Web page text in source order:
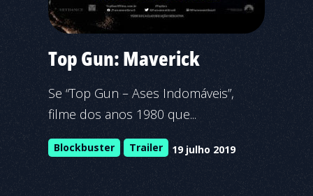
Top Gun: Maverick
Se “Top Gun – Ases Indomáveis”,
filme dos anos 1980 que...
Blockbuster Trailer 19 julho 2019